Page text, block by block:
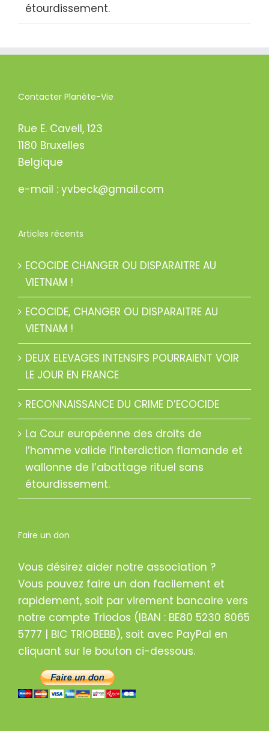
étourdissement.
Contacter Planète-Vie
Rue E. Cavell, 123
1180 Bruxelles
Belgique
e-mail : yvbeck@gmail.com
Articles récents
ECOCIDE CHANGER OU DISPARAITRE AU
VIETNAM !
ECOCIDE, CHANGER OU DISPARAITRE AU
VIETNAM !
DEUX ELEVAGES INTENSIFS POURRAIENT VOIR
LE JOUR EN FRANCE
RECONNAISSANCE DU CRIME D’ECOCIDE
La Cour européenne des droits de
l’homme valide l’interdiction flamande et
wallonne de l’abattage rituel sans
étourdissement.
Faire un don
Vous désirez aider notre association ?
Vous pouvez faire un don facilement et
rapidement, soit par virement bancaire vers
notre compte Triodos (IBAN : BE80 5230 8065
5777 | BIC TRIOBEBB), soit avec PayPal en
cliquant sur le bouton ci-dessous.